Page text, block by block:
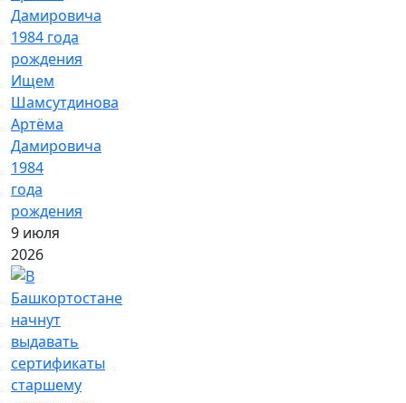
Ищем
Шамсутдинова
Артёма
Дамировича
1984
года
рождения
9 июля
2026